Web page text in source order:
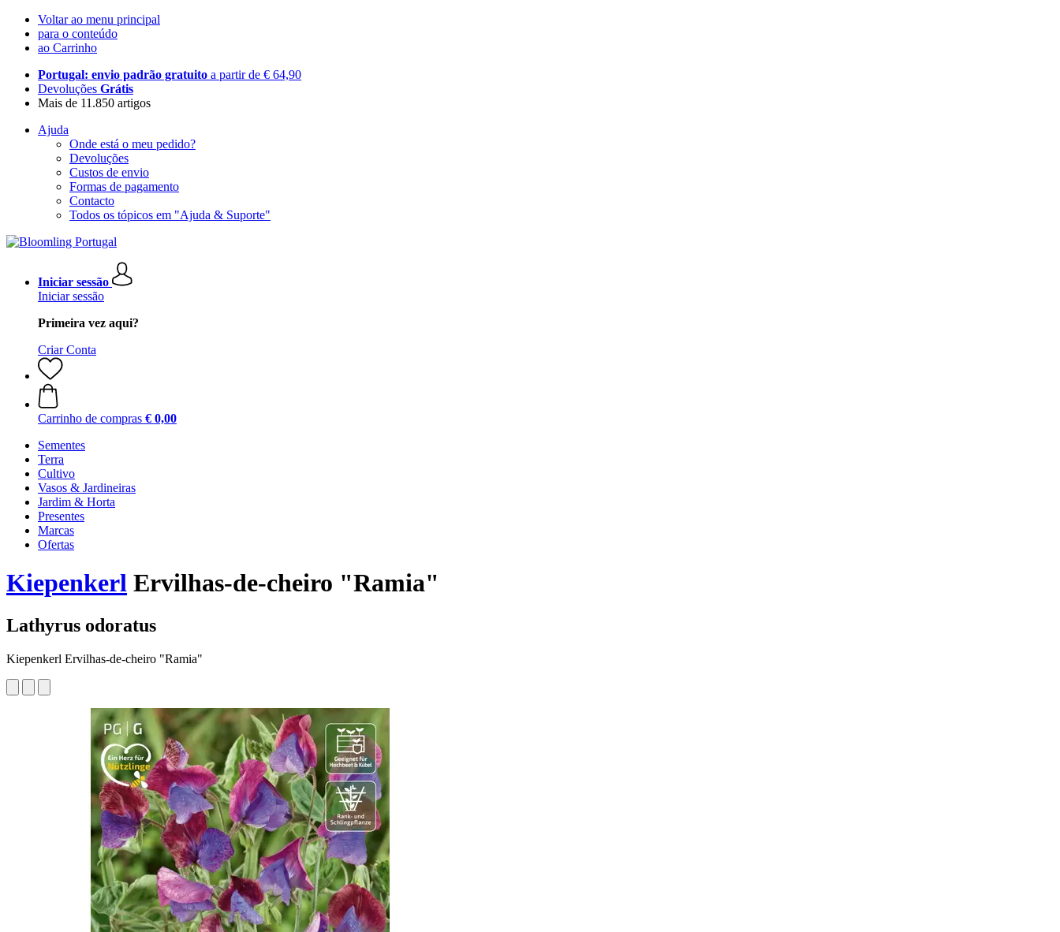
Voltar ao menu principal
para o conteúdo
ao Carrinho
Portugal: envio padrão gratuito a partir de € 64,90
Devoluções Grátis
Mais de 11.850 artigos
Ajuda
Onde está o meu pedido?
Devoluções
Custos de envio
Formas de pagamento
Contacto
Todos os tópicos em "Ajuda & Suporte"
Iniciar sessão
Iniciar sessão
Primeira vez aqui?
Criar Conta
Carrinho de compras € 0,00
Sementes
Terra
Cultivo
Vasos & Jardineiras
Jardim & Horta
Presentes
Marcas
Ofertas
Kiepenkerl Ervilhas-de-cheiro "Ramia"
Lathyrus odoratus
Kiepenkerl Ervilhas-de-cheiro "Ramia"